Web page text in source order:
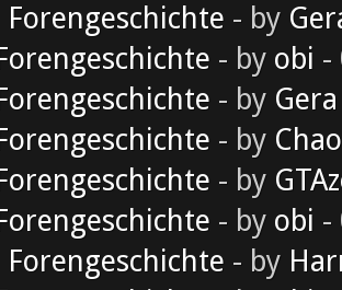
Forengeschichte - by
- by obi -
- by Gera
- by
- by
- by obi -
Forengeschichte - by